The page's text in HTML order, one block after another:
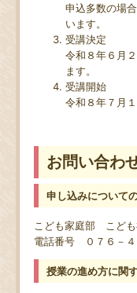
申込多数の場
います。
受講決定
令和８年６月
ます。
受講開始
令和８年７月１
お問い合わ
申し込みについて
こども家庭部 こど
電話番号 ０７６－４
授業の進め方に関